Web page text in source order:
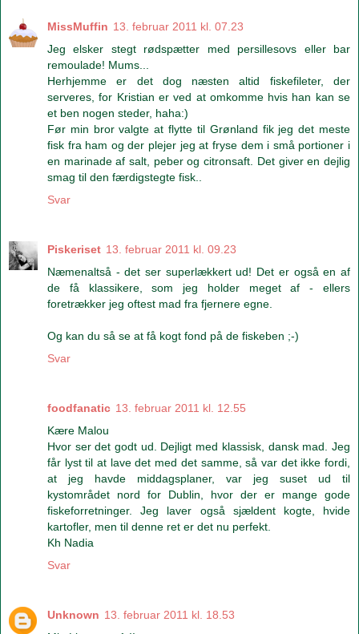
MissMuffin 13. februar 2011 kl. 07.23
Jeg elsker stegt rødspætter med persillesovs eller bar
remoulade! Mums...
Herhjemme er det dog næsten altid fiskefileter, der
serveres, for Kristian er ved at omkomme hvis han kan se
et ben nogen steder, haha:)
Før min bror valgte at flytte til Grønland fik jeg det meste
fisk fra ham og der plejer jeg at fryse dem i små portioner i
en marinade af salt, peber og citronsaft. Det giver en dejlig
smag til den færdigstegte fisk..
Svar
Piskeriset 13. februar 2011 kl. 09.23
Næmenaltså - det ser superlækkert ud! Det er også en af
de få klassikere, som jeg holder meget af - ellers
foretrækker jeg oftest mad fra fjernere egne.
Og kan du så se at få kogt fond på de fiskeben ;-)
Svar
foodfanatic 13. februar 2011 kl. 12.55
Kære Malou
Hvor ser det godt ud. Dejligt med klassisk, dansk mad. Jeg
får lyst til at lave det med det samme, så var det ikke fordi,
at jeg havde middagsplaner, var jeg suset ud til
kystområdet nord for Dublin, hvor der er mange gode
fiskeforretninger. Jeg laver også sjældent kogte, hvide
kartofler, men til denne ret er det nu perfekt.
Kh Nadia
Svar
Unknown 13. februar 2011 kl. 18.53